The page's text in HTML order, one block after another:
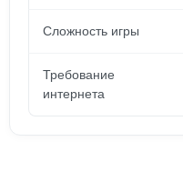
Сложность игры
Требование
интернета